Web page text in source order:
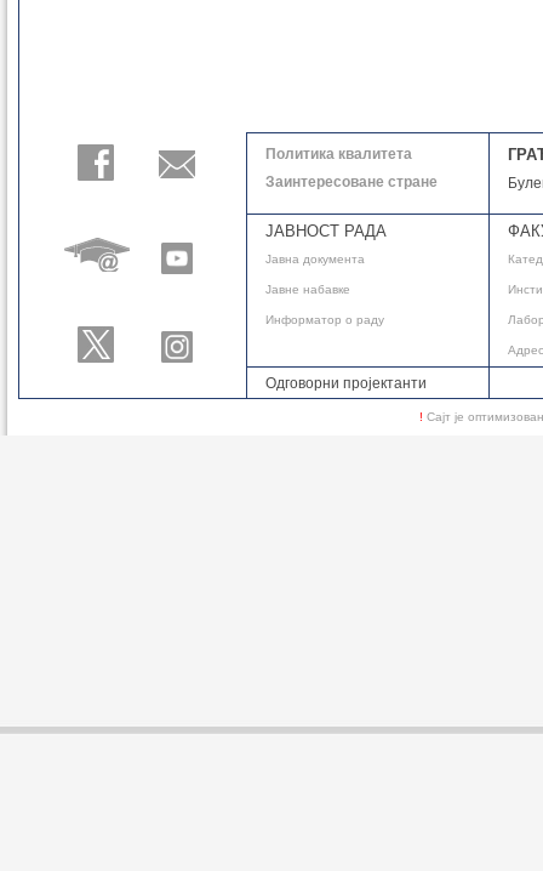
Политика квалитета
Заинтересоване стране
ЈАВНОСТ РАДА
Јавнa документа
Јавне набавке
Информатор о раду
Одговорни пројектанти
! Сајт је